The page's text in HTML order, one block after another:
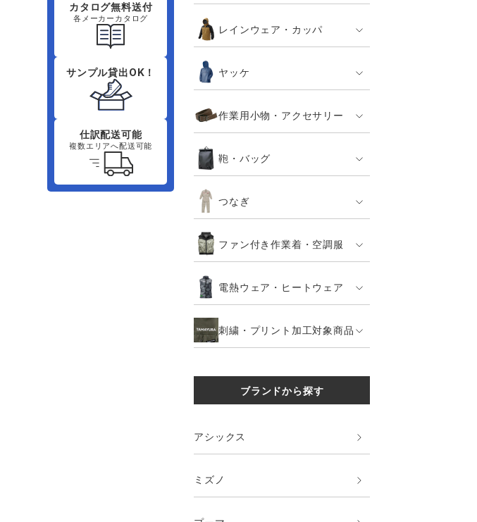
カタログ無料送付
各メーカーカタログ
サンプル貸出OK！
仕訳配送可能
複数エリアへ配送可能
レインウェア・カッパ
ヤッケ
作業用小物・アクセサリー
鞄・バッグ
つなぎ
ファン付き作業着・空調服
電熱ウェア・ヒートウェア
刺繍・プリント加工対象商品
ブランドから探す
アシックス
ミズノ